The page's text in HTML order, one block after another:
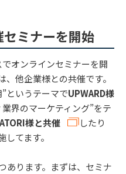
ミナーを開始
オンラインセミナーを開
他企業様との共催です。
というテーマでUPWARD様
界のマーケティング”をテ
様と共催
したり
てます。
あります。まずは、セミナ